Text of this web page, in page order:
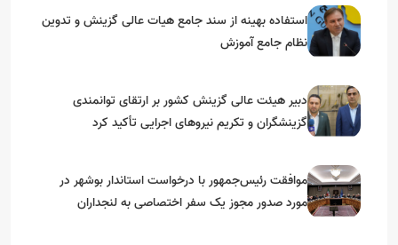
استفاده بهینه از سند جامع هیات عالی گزینش و‌ تدوین
نظام جامع آموزش
دبیر هیئت عالی گزینش کشور بر ارتقای توانمندی
گزینشگران و تکریم نیروهای اجرایی تأکید کرد
موافقت رئیس‌جمهور با درخواست استاندار بوشهر در
مورد صدور مجوز یک سفر اختصاصی به لنجداران